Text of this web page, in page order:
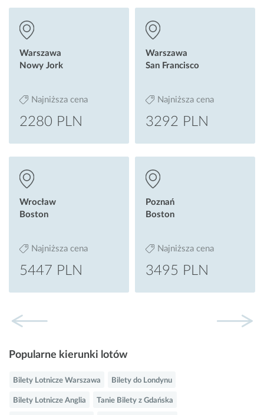
Warszawa
Nowy Jork
Najniższa cena
2280 PLN
Warszawa
San Francisco
Najniższa cena
3292 PLN
Wrocław
Boston
Najniższa cena
5447 PLN
Poznań
Boston
Najniższa cena
3495 PLN
Popularne kierunki lotów
Bilety Lotnicze Warszawa Bilety do Londynu
Bilety Lotnicze Anglia Tanie Bilety z Gdańska